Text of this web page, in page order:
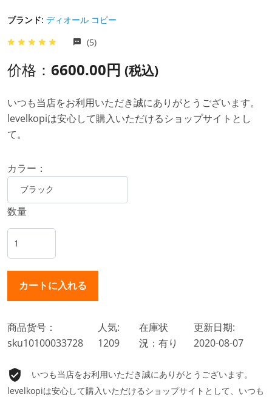
ブランド: ディオール コピー
(5)
价格： 6600.00円 (税込)
いつも当店をお利用いただき誠にありがとうございます。
levelkopiは安心して購入いただけるショップサイトとし
て。
カラー：
数量
商品货号：
sku10100033728
人気:
1209
在庫状
況：有り
更新日期:
2020-08-07
いつも当店をお利用いただき誠にありがとうございます。
levelkopiは安心して購入いただけるショップサイトとして、いつも